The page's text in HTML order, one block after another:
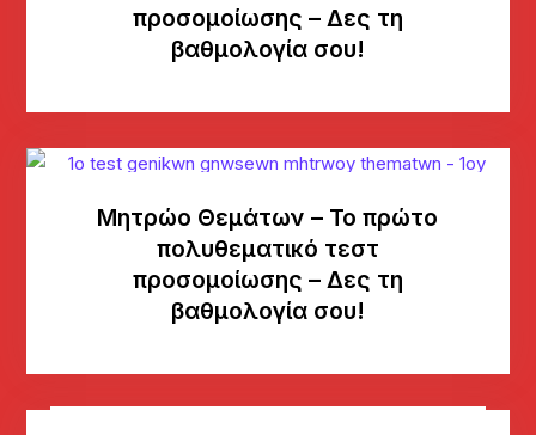
προσομοίωσης – Δες τη
βαθμολογία σου!
Μητρώο Θεμάτων – Το πρώτο
πολυθεματικό τεστ
προσομοίωσης – Δες τη
βαθμολογία σου!